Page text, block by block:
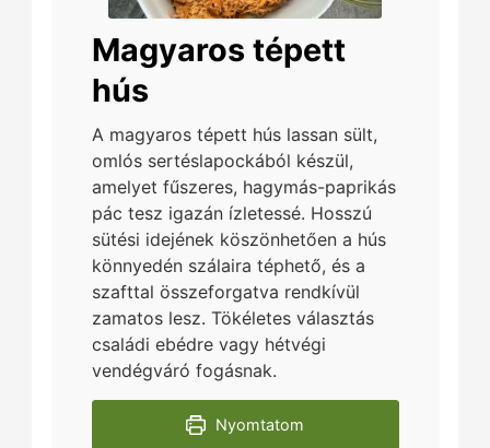
Magyaros tépett
hús
A magyaros tépett hús lassan sült,
omlós sertéslapockából készül,
amelyet fűszeres, hagymás-paprikás
pác tesz igazán ízletessé. Hosszú
sütési idejének köszönhetően a hús
könnyedén szálaira téphető, és a
szafttal összeforgatva rendkívül
zamatos lesz. Tökéletes választás
családi ebédre vagy hétvégi
vendégváró fogásnak.
Nyomtatom